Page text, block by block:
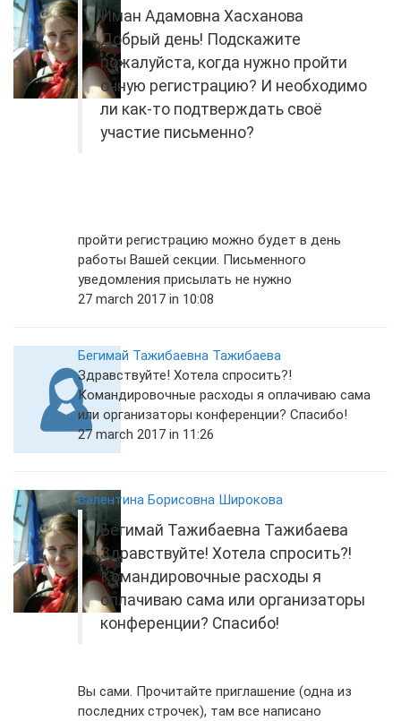
Иман Адамовна Хасханова
Добрый день! Подскажите
пожалуйста, когда нужно пройти
очную регистрацию? И необходимо
ли как-то подтверждать своё
участие письменно?
пройти регистрацию можно будет в день
работы Вашей секции. Письменного
уведомления присылать не нужно
27 march 2017 in 10:08
Бегимай Тажибаевна Тажибаева
Здравствуйте! Хотела спросить?!
Командировочные расходы я оплачиваю сама
или организаторы конференции? Спасибо!
27 march 2017 in 11:26
Валентина Борисовна Широкова
Бегимай Тажибаевна Тажибаева
Здравствуйте! Хотела спросить?!
Командировочные расходы я
оплачиваю сама или организаторы
конференции? Спасибо!
Вы сами. Прочитайте приглашение (одна из
последних строчек), там все написано